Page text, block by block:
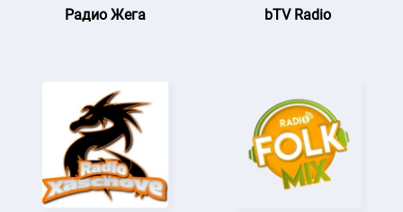
Радио Жега bTV Radio